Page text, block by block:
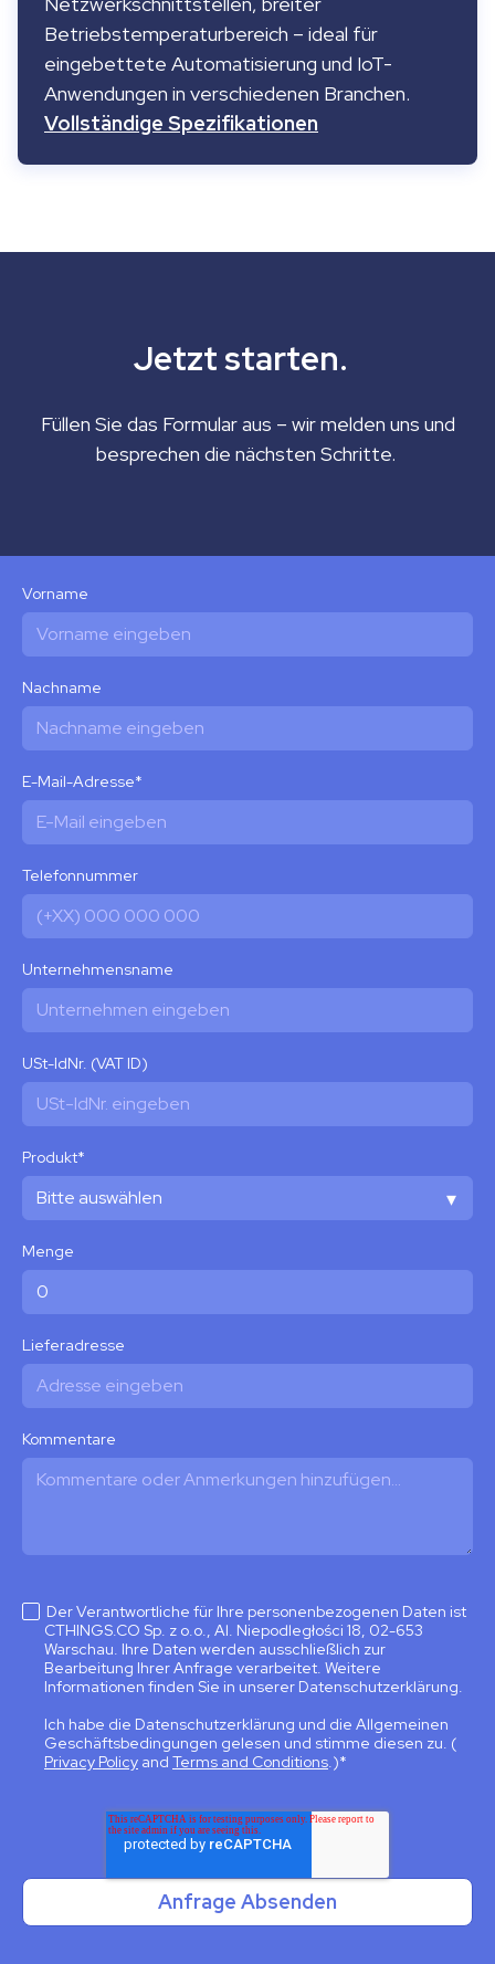
Betriebstemperaturbereich – ideal für
eingebettete Automatisierung und IoT-
Anwendungen in verschiedenen Branchen.
Vollständige Spezifikationen
Jetzt starten.
Füllen Sie das Formular aus – wir melden uns und
besprechen die nächsten Schritte.
Vorname
Nachname
E-Mail-Adresse*
Telefonnummer
Unternehmensname
USt-IdNr. (VAT ID)
Produkt*
Menge
Lieferadresse
Kommentare
Der Verantwortliche für Ihre personenbezogenen Daten ist
CTHINGS.CO Sp. z o.o., Al. Niepodległości 18, 02-653
Warschau. Ihre Daten werden ausschließlich zur
Bearbeitung Ihrer Anfrage verarbeitet. Weitere
Informationen finden Sie in unserer Datenschutzerklärung.
Ich habe die Datenschutzerklärung und die Allgemeinen
Geschäftsbedingungen gelesen und stimme diesen zu. (
Privacy Policy and Terms and Conditions .)*